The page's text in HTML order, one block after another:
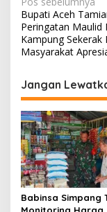
N
a
v
g
a
s
i
p
o
s
Bupati Aceh
Peringatan Maulid
Kampung Sekerak
Masyarakat
Jangan
Babinsa Simpang